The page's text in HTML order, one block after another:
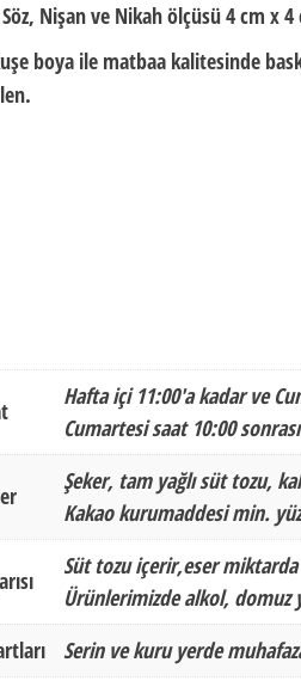
Söz, Nişan ve Nikah ölçüsü4 cm x
boya ile matbaa kalitesinde
Hafta içi 11:00'a kadar ve
Cumartesi saat 10:00
Şeker, tam yağlı süt tozu,
Kakao kurumaddesi min.
Süt tozu içerir,eser miktarda
Ürünlerimizde alkol, domuz
Serin ve kuru yerde